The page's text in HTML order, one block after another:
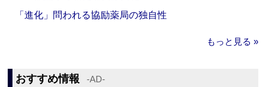
「進化」問われる協励薬局の独自性
もっと見る »
おすすめ情報 ‐AD‐